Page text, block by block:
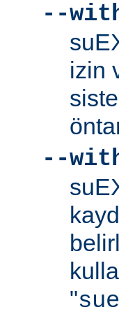
--
izin
--
"